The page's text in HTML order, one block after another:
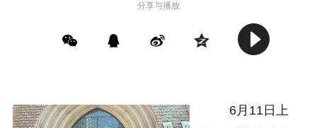
分享与播放
6月11日上